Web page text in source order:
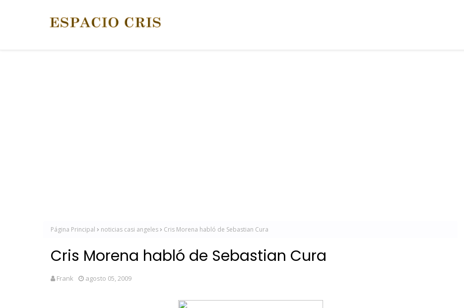
Página Principal noticias casi angeles Cris Morena habló de Sebastian Cura
Cris Morena habló de Sebastian Cura
Frank agosto 05, 2009